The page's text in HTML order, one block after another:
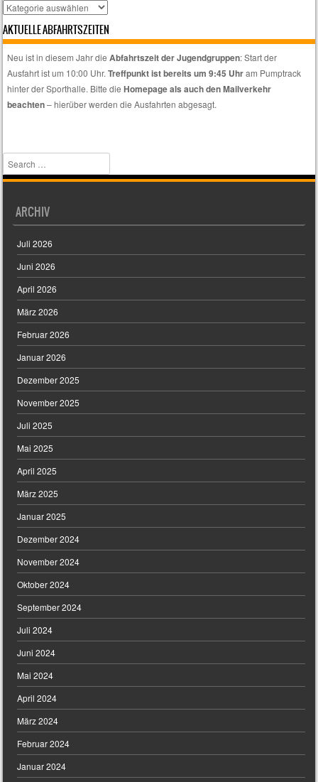
Hier
wenn
Themen
interessieren.
AKTUELLE ABFAHRTSZEITEN
Neu ist in diesem Jahr dieAbfahrtszeit der Jugendgruppen: Start der
Ausfahrt ist um 10:00 Uhr.Treffpunkt ist bereits um 9:45 Uhram Pumptrack
hinter der Sporthalle. Bitte dieHomepage als auch den Mailverkehr
beachten– hierüber werden die Ausfahrten abgesagt.
Search
ARCHIV
Juli 2026
Juni 2026
April 2026
März 2026
Februar 2026
Januar 2026
Dezember 2025
November 2025
Juli 2025
Mai 2025
April 2025
März 2025
Januar 2025
Dezember 2024
November 2024
Oktober 2024
September 2024
Juli 2024
Juni 2024
Mai 2024
April 2024
März 2024
Februar 2024
Januar 2024